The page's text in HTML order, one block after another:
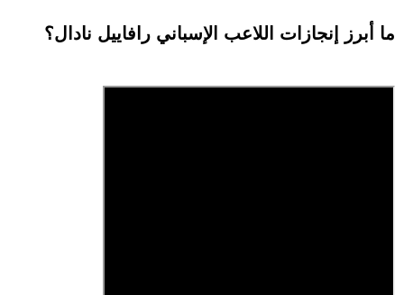
ما أبرز إنجازات اللاعب الإسباني رافاييل نادال؟